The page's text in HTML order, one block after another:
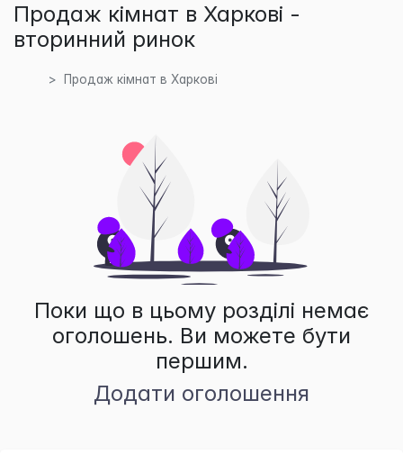
Продаж кімнат в Харкові -
вторинний ринок
Продаж кімнат в Харкові
Поки що в цьому розділі немає
оголошень. Ви можете бути
першим.
Додати оголошення